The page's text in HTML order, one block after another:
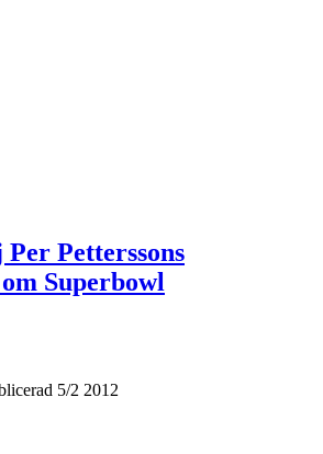
Petterssons
Superbowl
5/2 2012